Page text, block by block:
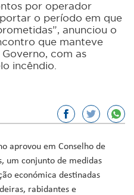
por operador
o período em que
anunciou o
que manteve
com as
incêndio.
aprovou em Conselho de
um conjunto de medidas
económica destinadas
rabidantes e